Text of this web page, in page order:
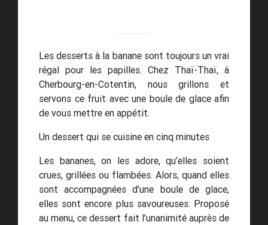
Les desserts à la banane sont toujours un vrai
régal pour les papilles. Chez Thaï-Thaï, à
Cherbourg-en-Cotentin, nous grillons et
servons ce fruit avec une boule de glace afin
de vous mettre en appétit.
Un dessert qui se cuisine en cinq minutes
Les bananes, on les adore, qu’elles soient
crues, grillées ou flambées. Alors, quand elles
sont accompagnées d’une boule de glace,
elles sont encore plus savoureuses. Proposé
au menu, ce dessert fait l’unanimité auprès de